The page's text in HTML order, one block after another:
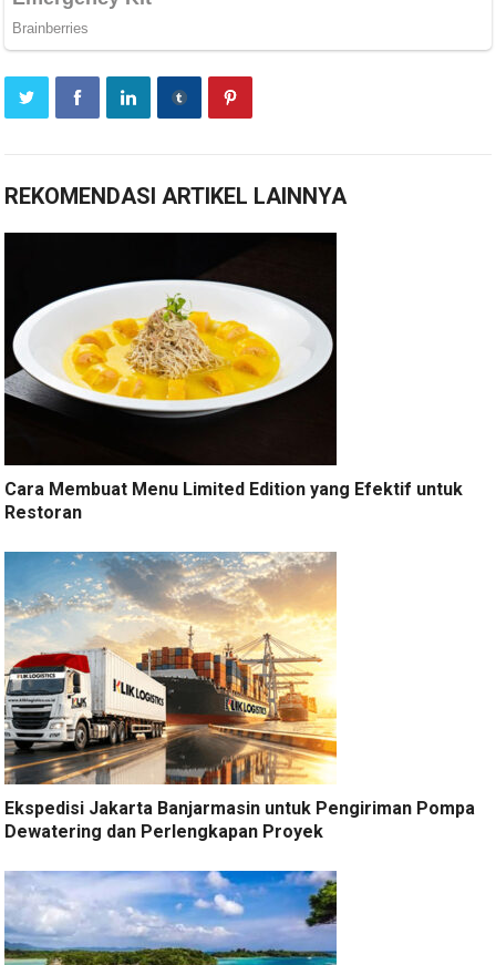
REKOMENDASI ARTIKEL LAINNYA
Cara Membuat Menu Limited Edition yang Efektif untuk
Restoran
Ekspedisi Jakarta Banjarmasin untuk Pengiriman Pompa
Dewatering dan Perlengkapan Proyek